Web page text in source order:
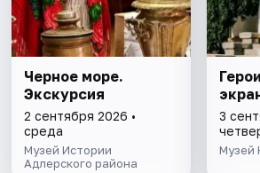
Черное море.
Экскурсия
2 сентября 2026 •
среда
Музей Истории
Адлерского района
3
Музей